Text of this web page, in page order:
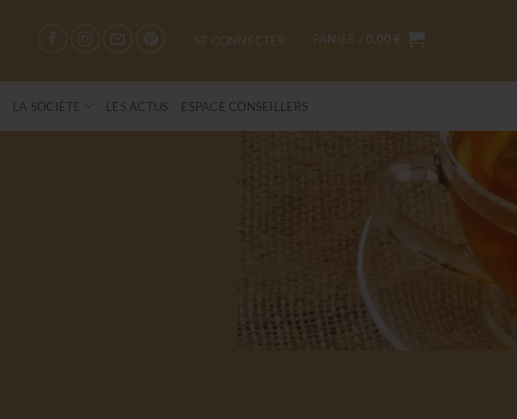
SE CONNECTER PANIER / 0,00 €
LA SOCIÉTÉ LES ACTUS ESPACE CONSEILLERS
privée